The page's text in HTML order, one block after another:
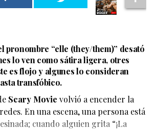
Un Tal Fredo se convirtió en uno
virales del momento, luego de que el
apareciera como sorpresa y
privado.
pronombre “elle (they/them)” desató
lo ven como sátira ligera, otres
es flojo y algunes lo consideran
transfóbico.
Scary Movie volvió a encender la
En una escena, una persona está
cuando alguien grita “¡La